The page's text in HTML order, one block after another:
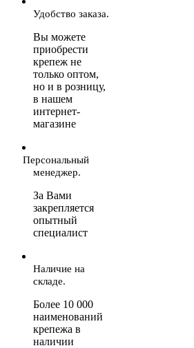
Удобство заказа.
Вы можете
приобрести
крепеж не
только оптом,
но и в розницу,
в нашем
интернет-
магазине
Персональный
менеджер.
За Вами
закрепляется
опытный
специалист
Наличие на
складе.
Более 10 000
наименований
крепежа в
наличии